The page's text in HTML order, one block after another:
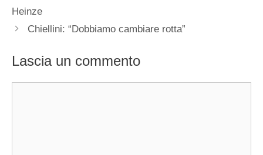
Heinze
Chiellini: “Dobbiamo cambiare rotta”
Lascia un commento